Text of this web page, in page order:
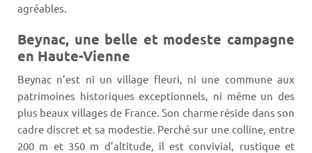
agréables.
Beynac, une belle et modeste campagne
en Haute-Vienne
Beynac n’est ni un village fleuri, ni une commune aux
patrimoines historiques exceptionnels, ni même un des
plus beaux villages de France. Son charme réside dans son
cadre discret et sa modestie. Perché sur une colline, entre
200 m et 350 m d’altitude, il est convivial, rustique et